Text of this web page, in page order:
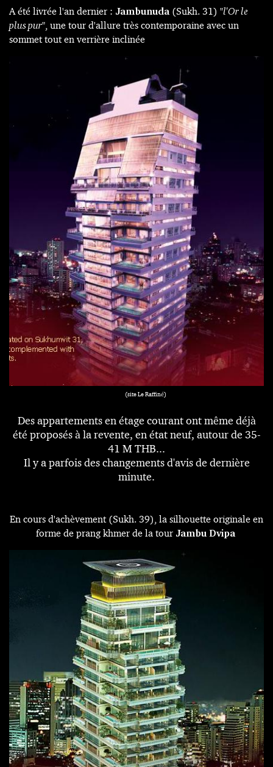
A été livrée l'an dernier : Jambunuda (Sukh. 31) "l'Or le
plus pur", une tour d'allure très contemporaine avec un
sommet tout en verrière inclinée
(site Le Raffiné)
Des appartements en étage courant ont même déjà
été proposés à la revente, en état neuf, autour de 35-
41 M THB...
Il y a parfois des changements d'avis de dernière
minute.
En cours d'achèvement (Sukh. 39), la silhouette originale en
forme de prang khmer de la tour Jambu Dvipa